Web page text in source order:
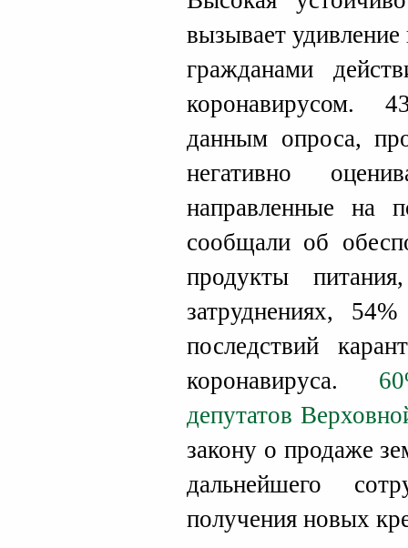
вызывает
гражданами
коронавирусом.
данным опроса,
негативно
направленные на
сообщали об
продукты
затруднениях,
последствий
коронавируса.
депутатов
закону о продаже
дальнейшего
получения новых